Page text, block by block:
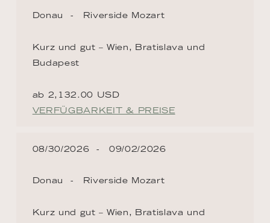
Donau Riverside Mozart
Kurz und gut – Wien, Bratislava und
Budapest
ab 2,132.00 USD
VERFÜGBARKEIT & PREISE
08/30/2026 09/02/2026
Donau Riverside Mozart
Kurz und gut – Wien, Bratislava und